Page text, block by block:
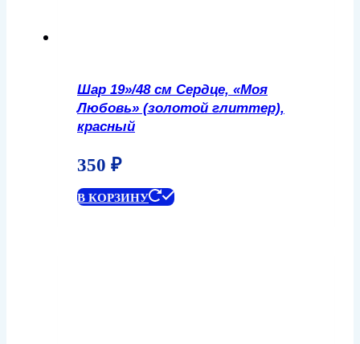
Шар 19»/48 см Сердце, «Моя
Любовь» (золотой глиттер),
красный
350 ₽
В КОРЗИНУ